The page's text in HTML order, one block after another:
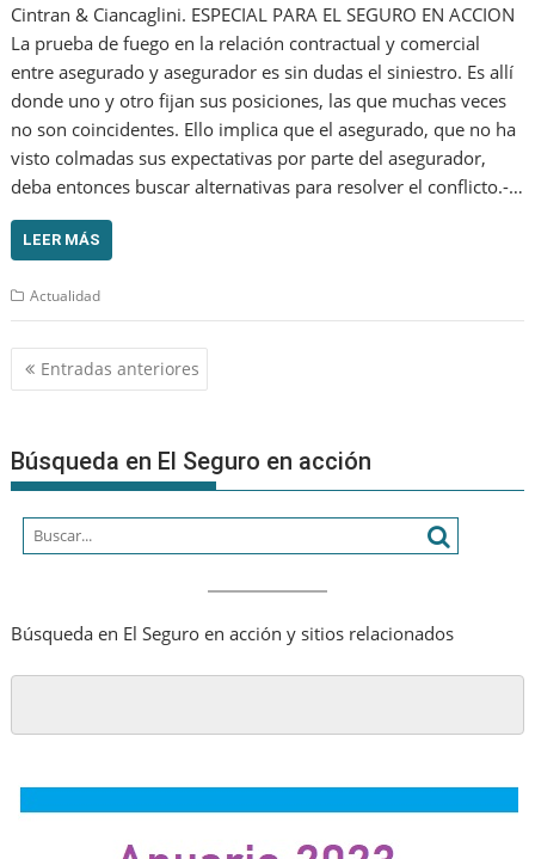
Cintran & Ciancaglini. ESPECIAL PARA EL SEGURO EN ACCION
La prueba de fuego en la relación contractual y comercial
entre asegurado y asegurador es sin dudas el siniestro. Es allí
donde uno y otro fijan sus posiciones, las que muchas veces
no son coincidentes. Ello implica que el asegurado, que no ha
visto colmadas sus expectativas por parte del asegurador,
deba entonces buscar alternativas para resolver el conflicto.-…
LEER MÁS
Actualidad
Navegación
de
Entradas anteriores
Búsqueda en El Seguro en acción
Búsqueda en El Seguro en acción y sitios relacionados